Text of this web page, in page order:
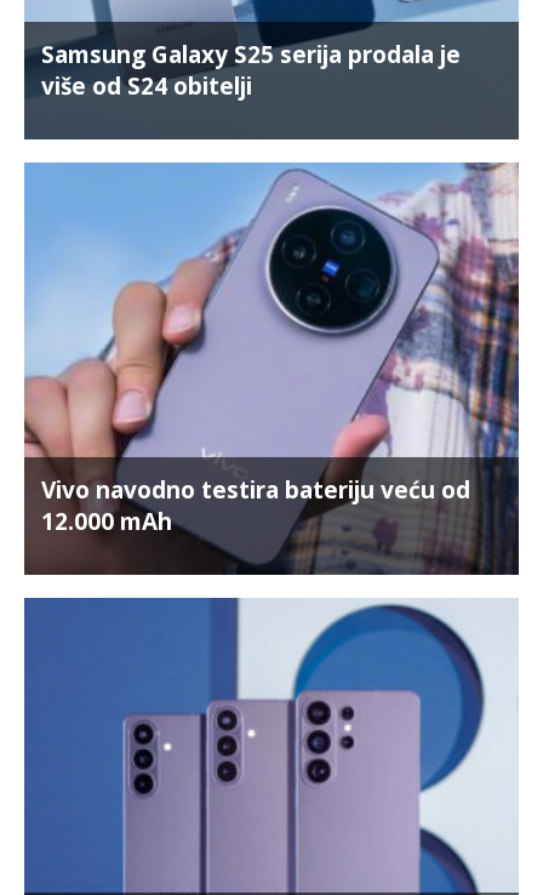
Samsung Galaxy S25 serija prodala je
više od S24 obitelji
Vivo navodno testira bateriju veću od
12.000 mAh